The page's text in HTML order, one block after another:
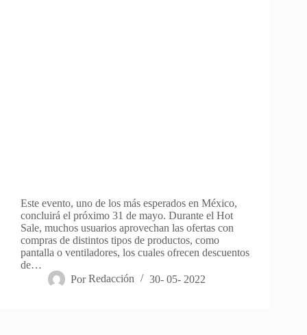
Este evento, uno de los más esperados en México,
concluirá el próximo 31 de mayo. Durante el Hot
Sale, muchos usuarios aprovechan las ofertas con
compras de distintos tipos de productos, como
pantalla o ventiladores, los cuales ofrecen descuentos
de…
Por Redacción 30- 05- 2022